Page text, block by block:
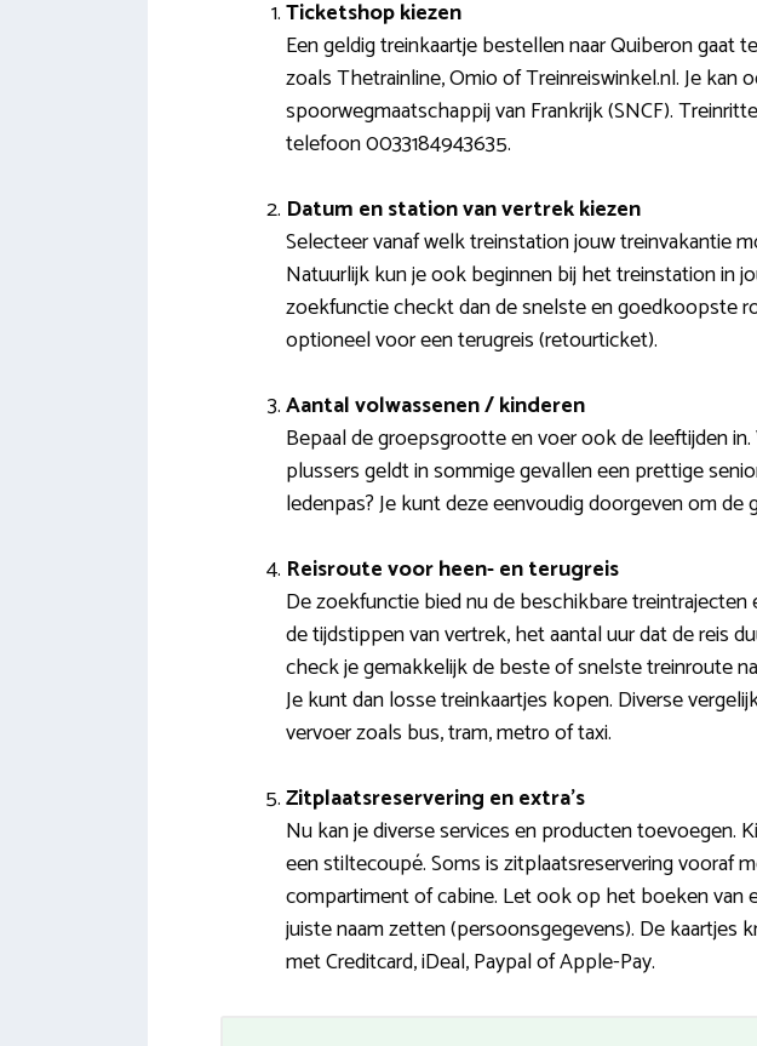
Ticketshop kiezen
Een geldig treinkaartje bestellen naar Quiberon gaat
zoals Thetrainline, Omio of Treinreiswinkel.nl. Je
spoorwegmaatschappij van Frankrijk (SNCF).
telefoon 0033184943635.
Datum en station van vertrek kiezen
Selecteer vanaf welk treinstation jouw treinvakantie
Natuurlijk kun je ook beginnen bij het treinstation in
zoekfunctie checkt dan de snelste en goedkoopste
optioneel voor een terugreis (retourticket).
Aantal volwassenen / kinderen
Bepaal de groepsgrootte en voer ook de leeftijden
plussers geldt in sommige gevallen een prettige
ledenpas? Je kunt deze eenvoudig doorgeven om
Reisroute voor heen- en terugreis
De zoekfunctie bied nu de beschikbare
de tijdstippen van vertrek, het aantal uur dat de reis
check je gemakkelijk de beste of snelste treinroute
Je kunt dan losse treinkaartjes kopen. Diverse
vervoer zoals bus, tram, metro of taxi.
Zitplaatsreservering en extra’s
Nu kan je diverse services en producten toevoegen.
een stiltecoupé. Soms is zitplaatsreservering vooraf
compartiment of cabine. Let ook op het boeken van
juiste naam zetten (persoonsgegevens). De kaartjes
met Creditcard, iDeal, Paypal of Apple-Pay.